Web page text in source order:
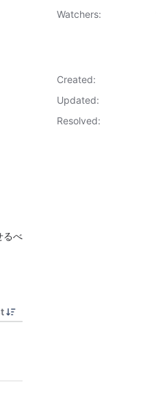
るべ
Watchers:
Created:
Updated:
Resolved: